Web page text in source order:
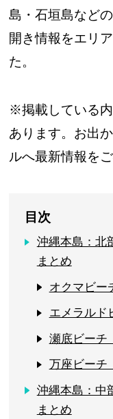
島・石垣島など
開き情報をエリ
た。
※掲載している
あります。お出
ルへ最新情報を
目次
沖縄本島：北
まとめ
オクマビー
エメラルド
瀬底ビーチ
万座ビーチ
沖縄本島：中
まとめ